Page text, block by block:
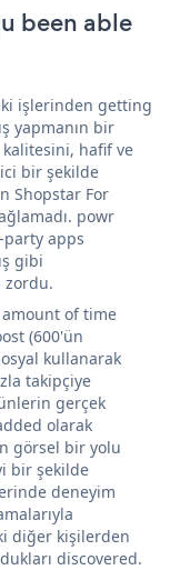
been able
işlerinden getting
yapmanın bir
hafif ve
bir şekilde
Shopstar For
powr
apps
gibi
zordu.
amount of time
(600'ün
kullanarak
takipçiye
gerçek
olarak
görsel bir yolu
bir şekilde
deneyim
diğer kişilerden
discovered.